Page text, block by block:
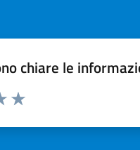
chiare le
la pagina